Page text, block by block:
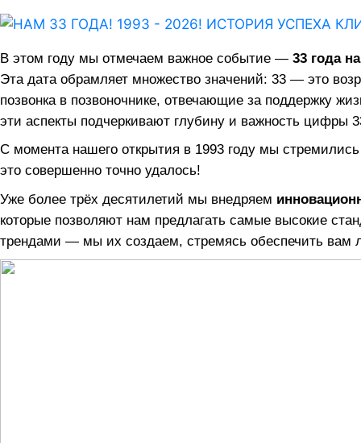
В этом году мы отмечаем важное событие — 33 года
Эта дата обрамляет множество значений: 33 — это
позвонка в позвоночнике, отвечающие за поддержку
эти аспекты подчеркивают глубину и важность цифры
С момента нашего открытия в 1993 году мы
это совершенно точно удалось!
Уже более трёх десятилетий мы внедряем
которые позволяют нам предлагать самые высокие
трендами — мы их создаем, стремясь обеспечить вам